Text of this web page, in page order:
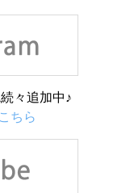
々追加中♪
ちら